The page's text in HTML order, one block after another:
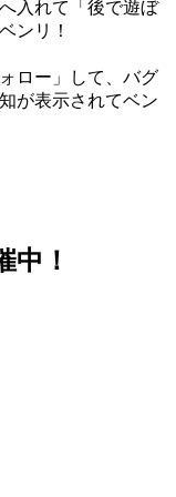
入れて「後で遊ぼ
ンリ！
ロー」して、バグ
が表示されてベン
中！